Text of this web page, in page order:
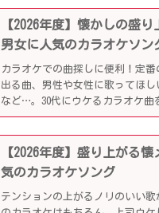
【2026年度】懐かしの盛
男女に人気のカラオケソン
カラオケでの曲探しに便利！定
出る曲、男性や女性に歌ってほ
など…。30代にウケるカラオケ曲
【2026年度】盛り上がる
気のカラオケソング
テンションの上がるノリのいい